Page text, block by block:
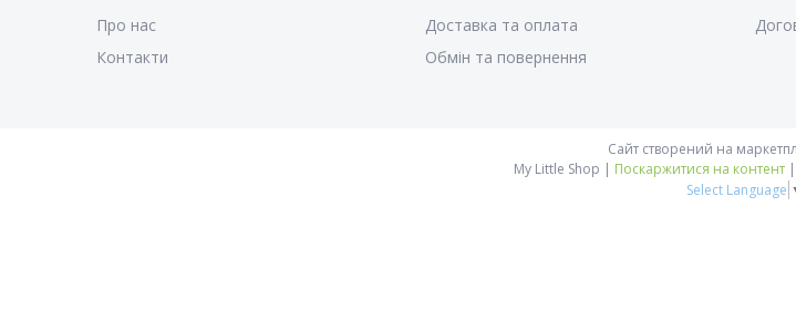
Про нас
Контакти
Доставка та оплата
Обмін та повернення
Сайт створений на
My Little Shop | Поскаржитися на контент |
Select Language